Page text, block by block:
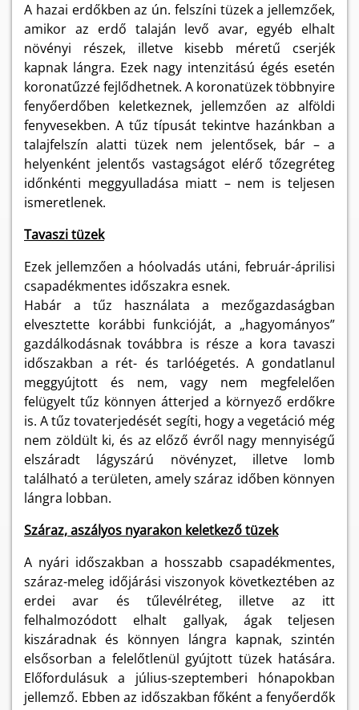
A hazai erdőkben az ún. felszíni tüzek a jellemzőek,
amikor az erdő talaján levő avar, egyéb elhalt
növényi részek, illetve kisebb méretű cserjék
kapnak lángra. Ezek nagy intenzitású égés esetén
koronatűzzé fejlődhetnek. A koronatüzek többnyire
fenyőerdőben keletkeznek, jellemzően az alföldi
fenyvesekben. A tűz típusát tekintve hazánkban a
talajfelszín alatti tüzek nem jelentősek, bár – a
helyenként jelentős vastagságot elérő tőzegréteg
időnkénti meggyulladása miatt – nem is teljesen
ismeretlenek.
Tavaszi tüzek
Ezek jellemzően a hóolvadás utáni, február-áprilisi
csapadékmentes időszakra esnek.
Habár a tűz használata a mezőgazdaságban
elvesztette korábbi funkcióját, a „hagyományos”
gazdálkodásnak továbbra is része a kora tavaszi
időszakban a rét- és tarlóégetés. A gondatlanul
meggyújtott és nem, vagy nem megfelelően
felügyelt tűz könnyen átterjed a környező erdőkre
is. A tűz tovaterjedését segíti, hogy a vegetáció még
nem zöldült ki, és az előző évről nagy mennyiségű
elszáradt lágyszárú növényzet, illetve lomb
található a területen, amely száraz időben könnyen
lángra lobban.
Száraz, aszályos nyarakon keletkező tüzek
A nyári időszakban a hosszabb csapadékmentes,
száraz-meleg időjárási viszonyok következtében az
erdei avar és tűlevélréteg, illetve az itt
felhalmozódott elhalt gallyak, ágak teljesen
kiszáradnak és könnyen lángra kapnak, szintén
elsősorban a felelőtlenül gyújtott tüzek hatására.
Előfordulásuk a július-szeptemberi hónapokban
jellemző. Ebben az időszakban főként a fenyőerdők